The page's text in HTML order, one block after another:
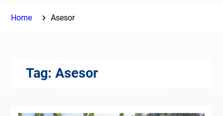
Home Asesor
Tag: Asesor